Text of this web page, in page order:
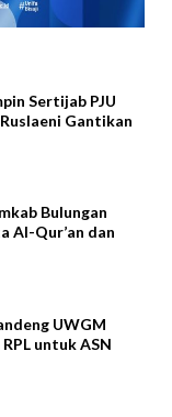
Sertijab PJU
Gantikan
Bulungan
Al-Qur’an dan
UWGM
untuk ASN